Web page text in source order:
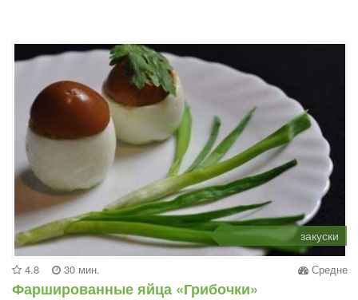
закуски
4.8 30 мин. Средне
Фаршированные яйца «Грибочки»